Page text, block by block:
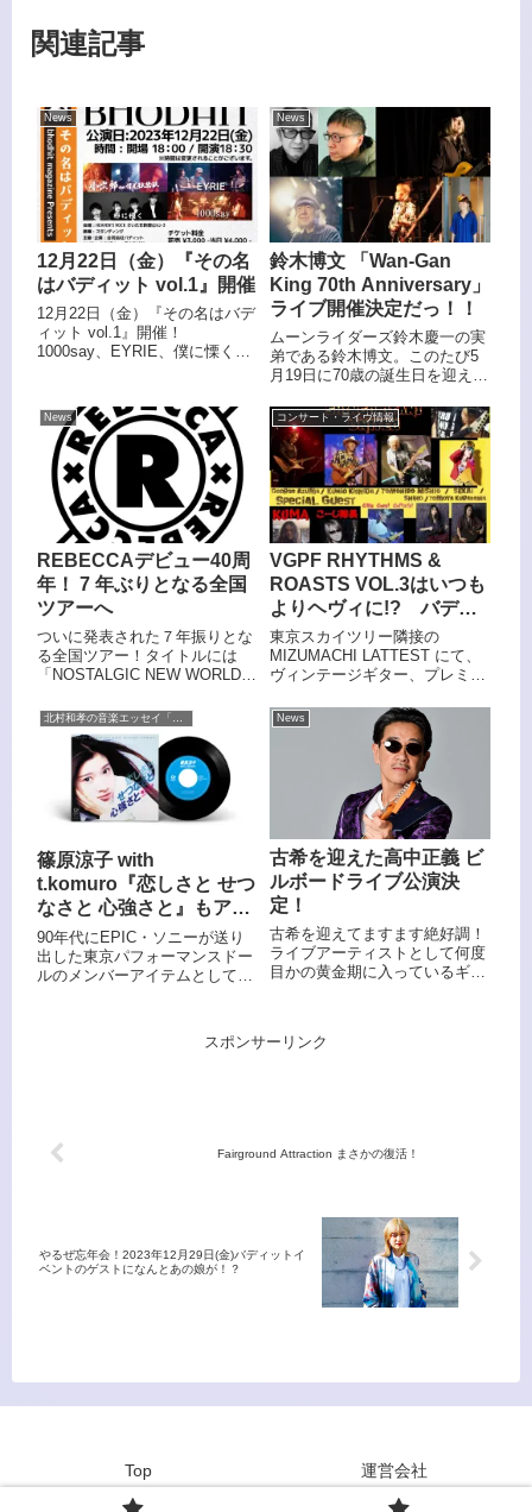
関連記事
News
12月22日（金）『その名
はバディット vol.1』開催
12月22日（金）『その名はバデ
ィット vol.1』開催！
1000say、EYRIE、僕に慄く、
マガジンの編集長（元Player）
北村和孝渾身のライブイベン
ト！
News
鈴木博文 「Wan-Gan
King 70th Anniversary」
ライブ開催決定だっ！！
ムーンライダーズ鈴木慶一の実
弟である鈴木博文。このたび5
月19日に70歳の誕生日を迎える
「Wan-Gan King 70th
Anniversary」が、6月1日 (土)新
代田 FEVERにて開催されるこ
とが決定した。
News
REBECCAデビュー40周
年！ 7 年ぶりとなる全国
ツアーへ
ついに発表された７年振りとな
る全国ツアー！タイトルには
「NOSTALGIC NEW WORLD
く80年代楽曲もたっぷり届けて
くれるセットリストが用意され
ると思われるが、ノスタルジッ
クながらも“NEWWORLD”なわ
けなので、新たなREBECCAの
勇姿を見せてくれるのは間違い
ない。
コンサート・ライヴ情報
VGPF RHYTHMS &
ROASTS VOL.3はいつも
よりヘヴィに!? バディ
ットマガジンの先行発売
も決定
東京スカイツリー隣接の
MIZUMACHI LATTEST にて、
ヴィンテージギター、プレミア
FUJIWARAディスプレイケース
によって展示されつつ、ギター
やアンプをテーマとしたトーク
セッションをはじめレジェンド
北村和孝の音楽エッセイ「楽興のとき」
篠原涼子 with
t.komuro『恋しさと せつ
なさと 心強さと』もアナ
ログレコードに！
90年代にEPIC・ソニーが送り
出した東京パフォーマンスドー
ルのメンバーアイテムとしては
篠原涼子が小室哲哉とのタッグ
で1994年、シーンを席巻した大
News
古希を迎えた高中正義 ビ
ルボードライブ公演決
定！
古希を迎えてますます絶好調！
ライブアーティストとして何度
目かの黄金期に入っているギタ
スポンサーリンク
Fairground Attraction まさかの復活！
やるぜ忘年会！2023年12月29日(金)バディットイ
ベントのゲストになんとあの娘が！？
Top 運営会社